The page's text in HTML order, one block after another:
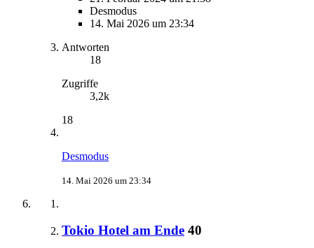
Desmodus
14. Mai 2026 um 23:34
Antworten
18
Zugriffe
3,2k
18
Desmodus
14. Mai 2026 um 23:34
Tokio Hotel am Ende 40